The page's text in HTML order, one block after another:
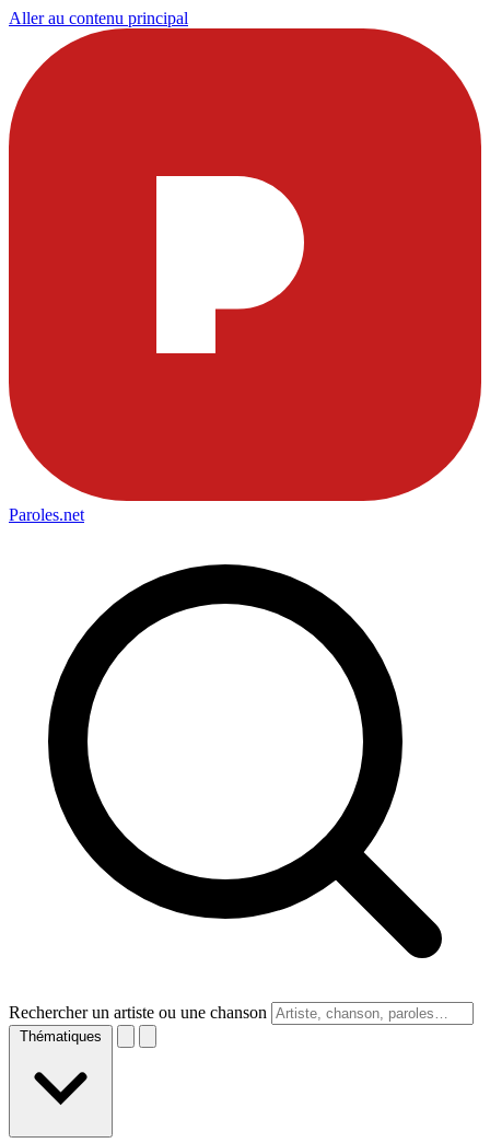
Aller au contenu principal
Paroles.net
Rechercher un artiste ou une chanson
Thématiques